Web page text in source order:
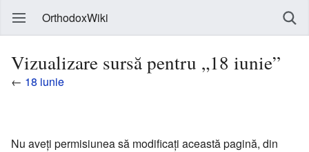
OrthodoxWiki
Vizualizare sursă pentru „18 iunie”
← 18 iunie
Nu aveți permisiunea să modificați această pagină, din